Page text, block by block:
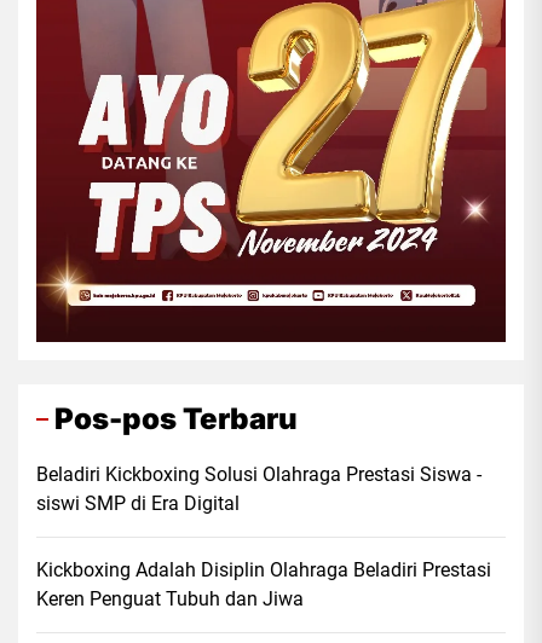
Pos-pos Terbaru
Beladiri Kickboxing Solusi Olahraga Prestasi Siswa -
siswi SMP di Era Digital
Kickboxing Adalah Disiplin Olahraga Beladiri Prestasi
Keren Penguat Tubuh dan Jiwa